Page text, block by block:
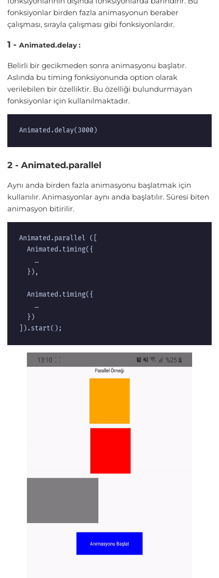
fonksiyonlar birden fazla animasyonun beraber
çalışması, sırayla çalışması gibi fonksiyonlardır.
1 - Animated.delay :
Belirli bir gecikmeden sonra animasyonu başlatır.
Aslında bu timing fonksiyonunda option olarak
verilebilen bir özelliktir. Bu özelliği bulundurmayan
fonksiyonlar için kullanılmaktadır.
Animated.delay(3000)
2 - Animated.parallel
Aynı anda birden fazla animasyonu başlatmak için
kullanılır. Animasyonlar aynı anda başlatılır. Süresi biten
animasyon bitirilir.
Animated.parallel ([
]).start();